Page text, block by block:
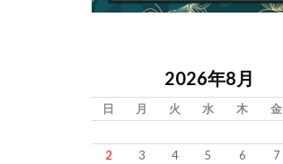
2026年8月
日 月 火 水 木 金
2
3 4 5 6 7